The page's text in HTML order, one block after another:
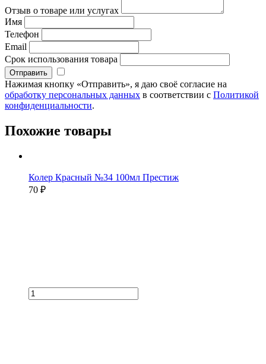
Отзыв о товаре или услугах
Имя
Телефон
Email
Срок использования товара
Нажимая кнопку «Отправить», я даю своё согласие на
обработку персональных данных в соответствии с Политикой
конфиденциальности.
Похожие товары
Колер Красный №34 100мл Престиж
70 ₽